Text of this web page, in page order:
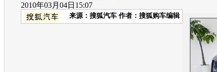
2010年03月04日15:07
来源： 搜狐汽车 作者：搜狐购车编辑